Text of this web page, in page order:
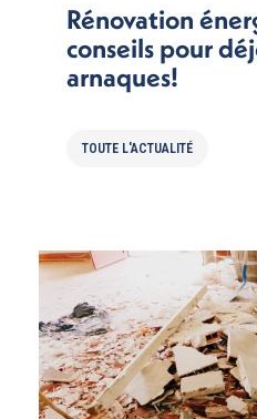
Rénovation
conseils pour
arnaques!
TOUTE L'ACTUALITÉ